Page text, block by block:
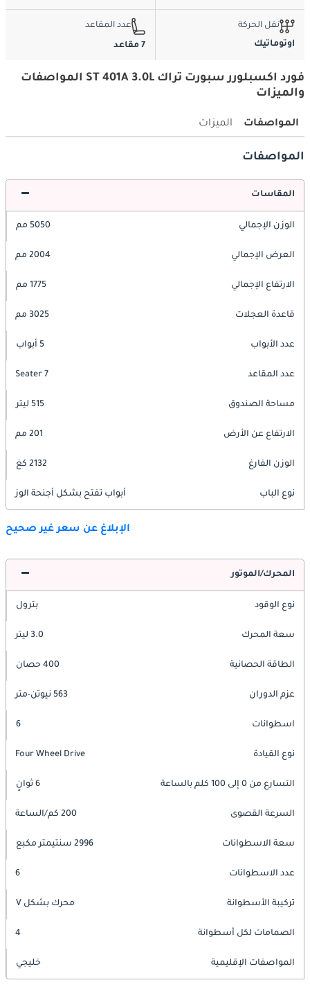
نقل الحركة
اوتوماتيك
عدد المقاعد
7 مقاعد
فورد اكسبلورر سبورت تراك ST 401A 3.0L المواصفات
والميزات
المواصفات الميزات
المواصفات
المقاسات
الوزن الإجمالي 5050 مم
العرض الإجمالي 2004 مم
الارتفاع الإجمالي 1775 مم
قاعدة العجلات 3025 مم
عدد الأبواب 5 أبواب
عدد المقاعد 7 Seater
مساحة الصندوق 515 ليتر
الارتفاع عن الأرض 201 مم
الوزن الفارغ 2132 كغ
نوع الباب أبواب تفتح بشكل أجنحة الوز
الإبلاغ عن سعر غير صحيح
المحرك/الموتور
نوع الوقود بترول
سعة المحرك 3.0 ليتر
الطاقة الحصانية 400 حصان
عزم الدوران 563 نيوتن-متر
اسطوانات 6
نوع القيادة Four Wheel Drive
التسارع من 0 إلى 100 كلم بالساعة 6 ثوانٍ
السرعة القصوى 200 كم/الساعة
سعة الاسطوانات 2996 سنتيمتر مكبع
عدد الاسطوانات 6
تركيبة الأسطوانة محرك بشكل V
الصمامات لكل أسطوانة 4
المواصفات الإقليمية خليجي